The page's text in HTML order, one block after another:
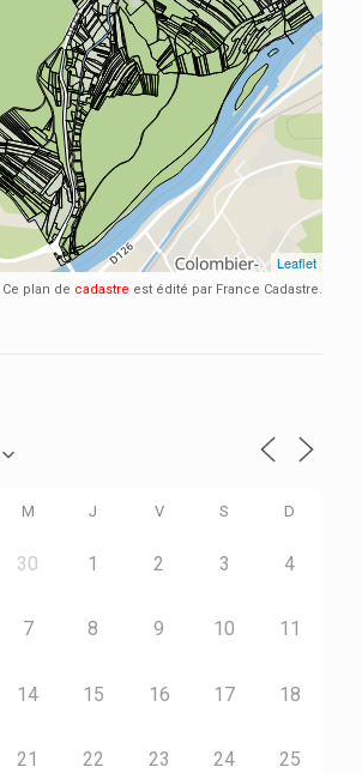
Ce plan de cadastre est édité par France Cadastre.
M J V S D
30 1 2 3 4
7 8 9 10 11
14 15 16 17 18
21 22 23 24 25